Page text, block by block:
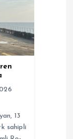
13
sahipli